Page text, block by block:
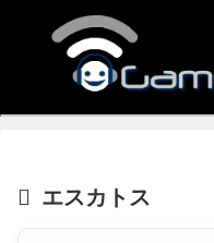
エスカトス